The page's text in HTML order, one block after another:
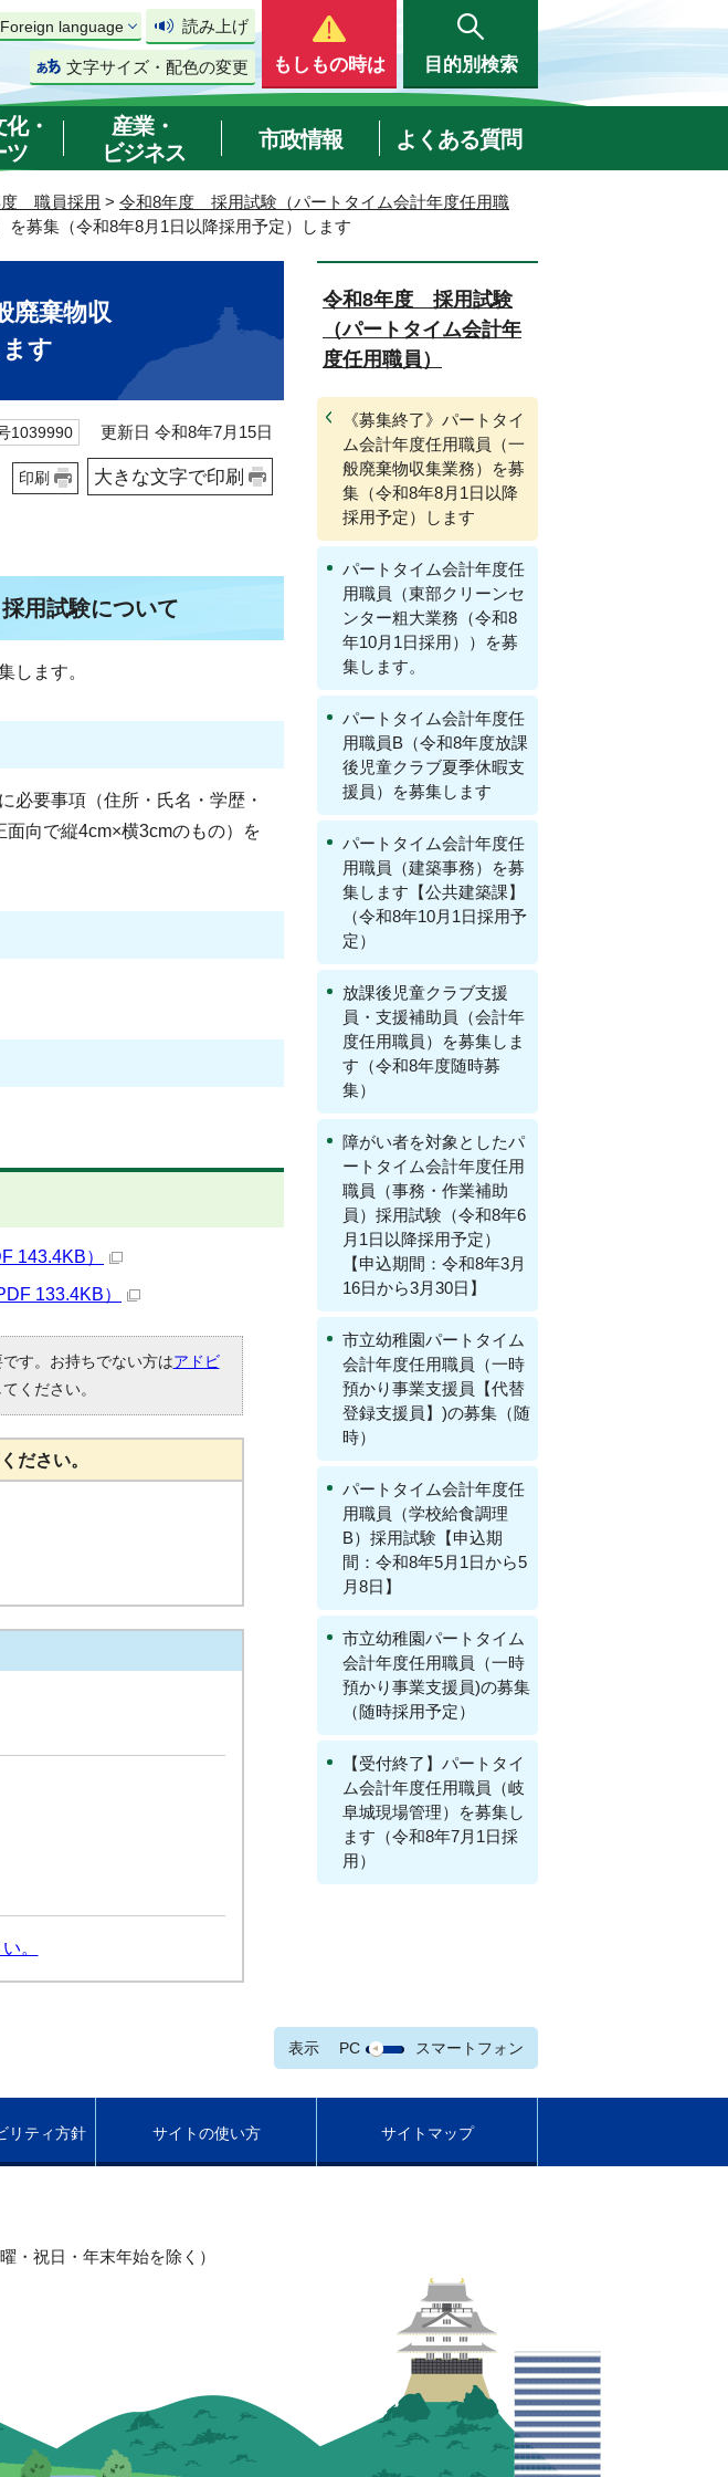
Foreign language 読み上げ
文字サイズ・配色の変更 もしもの時は 目的別検索
・
ツ
産業・
ビジネス
市政情報 よくある質問
度 職員採用 > 令和8年度 採用試験（パートタイム会計年度任用職
募集（令和8年8月1日以降採用予定）します
廃棄物収
す
1039990 更新日 令和8年7月15日
印刷 大きな文字で印刷
用試験について
します。
必要事項（住所・氏名・学歴・
向で縦4cm×横3cmのもの）を
143.4KB）
133.4KB）
す。お持ちでない方はアドビ
ください。
ださい。
。
令和8年度 採用試験
（パートタイム会計年
度任用職員）
《募集終了》パートタイ
ム会計年度任用職員（一
般廃棄物収集業務）を募
集（令和8年8月1日以降
採用予定）します
パートタイム会計年度任
用職員（東部クリーンセ
ンター粗大業務（令和8
年10月1日採用））を募
集します。
パートタイム会計年度任
用職員B（令和8年度放課
後児童クラブ夏季休暇支
援員）を募集します
パートタイム会計年度任
用職員（建築事務）を募
集します【公共建築課】
（令和8年10月1日採用予
定）
放課後児童クラブ支援
員・支援補助員（会計年
度任用職員）を募集しま
す（令和8年度随時募
集）
障がい者を対象としたパ
ートタイム会計年度任用
職員（事務・作業補助
員）採用試験（令和8年6
月1日以降採用予定）
【申込期間：令和8年3月
16日から3月30日】
市立幼稚園パートタイム
会計年度任用職員（一時
預かり事業支援員【代替
登録支援員】)の募集（随
時）
パートタイム会計年度任
用職員（学校給食調理
B）採用試験【申込期
間：令和8年5月1日から5
月8日】
市立幼稚園パートタイム
会計年度任用職員（一時
預かり事業支援員)の募集
（随時採用予定）
【受付終了】パートタイ
ム会計年度任用職員（岐
阜城現場管理）を募集し
ます（令和8年7月1日採
用）
表示 PC スマートフォン
リティ方針 サイトの使い方 サイトマップ
祝日・年末年始を除く）